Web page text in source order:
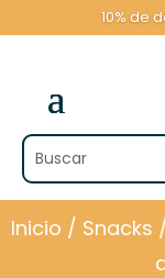
10% de
Inicio / Snacks /